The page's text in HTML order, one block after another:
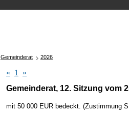
Gemeinderat 2026
« 1
»
Gemeinderat, 12. Sitzung vom
mit 50 000 EUR bedeckt. (Zustimmung